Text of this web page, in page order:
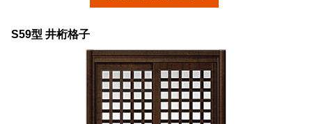
S59型 井桁格子